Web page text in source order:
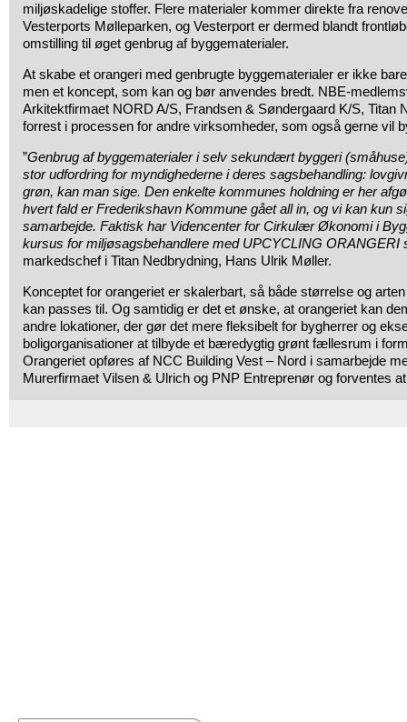
miljøskadelige stoffer. Flere materialer kommer direkte fra
Vesterports Mølleparken, og Vesterport er dermed blandt
omstilling til øget genbrug af byggematerialer.
At skabe et orangeri med genbrugte byggematerialer er ikke
men et koncept, som kan og bør anvendes bredt. NBE-
Arkitektfirmaet NORD A/S, Frandsen & Søndergaard K/S, Titan
forrest i processen for andre virksomheder, som også gerne vil
”Genbrug af byggematerialer i selv sekundært byggeri
stor udfordring for myndighederne i deres sagsbehandling:
grøn, kan man sige. Den enkelte kommunes holdning er her
hvert fald er Frederikshavn Kommune gået all in, og vi kan kun
samarbejde. Faktisk har Videncenter for Cirkulær Økonomi i
kursus for miljøsagsbehandlere med UPCYCLING ORANGERI
markedschef i Titan Nedbrydning, Hans Ulrik Møller.
Konceptet for orangeriet er skalerbart, så både størrelse og
kan passes til. Og samtidig er det et ønske, at orangeriet kan
andre lokationer, der gør det mere fleksibelt for bygherrer og
boligorganisationer at tilbyde et bæredygtig grønt fællesrum i
Orangeriet opføres af NCC Building Vest – Nord i samarbejde
Murerfirmaet Vilsen & Ulrich og PNP Entreprenør og forventes